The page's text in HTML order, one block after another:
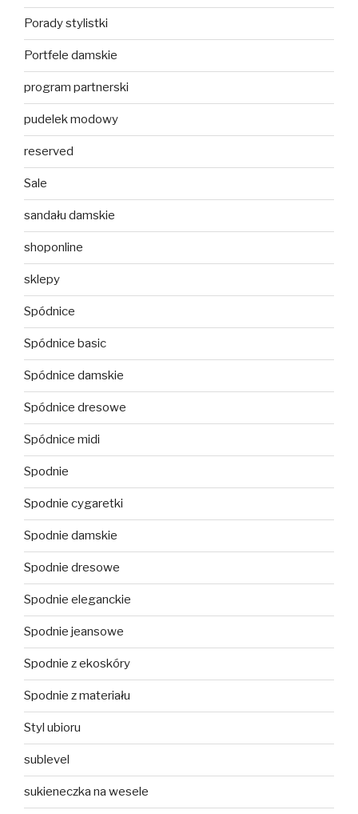
Porady stylistki
Portfele damskie
program partnerski
pudelek modowy
reserved
Sale
sandału damskie
shoponline
sklepy
Spódnice
Spódnice basic
Spódnice damskie
Spódnice dresowe
Spódnice midi
Spodnie
Spodnie cygaretki
Spodnie damskie
Spodnie dresowe
Spodnie eleganckie
Spodnie jeansowe
Spodnie z ekoskóry
Spodnie z materiału
Styl ubioru
sublevel
sukieneczka na wesele